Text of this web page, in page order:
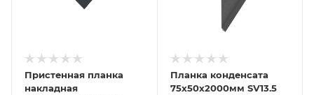
Пристенная планка
накладная
Планка конденсата
75х50х2000мм SV13.5